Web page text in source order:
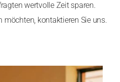
wertvolle Zeit sparen.
möchten, kontaktieren Sie uns.